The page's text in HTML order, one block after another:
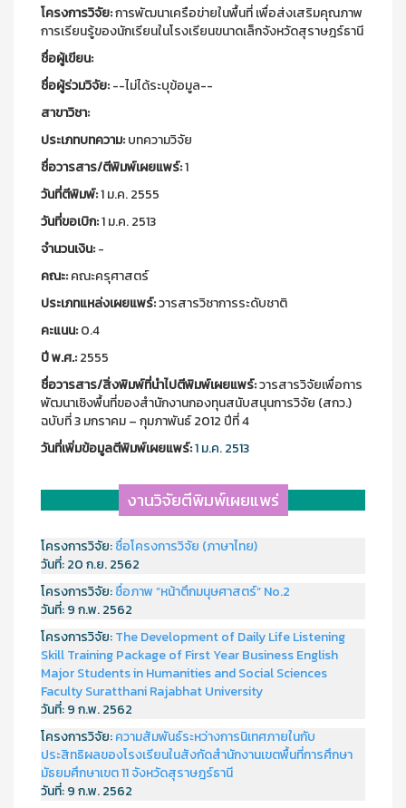
โครงการวิจัย:การพัฒนาเครือข่ายในพื้นที่ เพื่อส่งเสริมคุณภาพ
การเรียนรู้ของนักเรียนในโรงเรียนขนาดเล็กจังหวัดสุราษฎร์ธานี
ชื่อผู้เขียน:
ชื่อผู้ร่วมวิจัย:--ไม่ได้ระบุข้อมูล--
สาขาวิชา:
ประเภทบทความ:บทความวิจัย
ชื่อวารสาร/ตีพิมพ์เผยแพร์:1
วันที่ตีพิมพ์:1 ม.ค. 2555
วันที่ขอเบิก:1 ม.ค. 2513
จำนวนเงิน:-
คณะ:คณะครุศาสตร์
ประเภทแหล่งเผยแพร์:วารสารวิชาการระดับชาติ
คะแนน:0.4
ปี พ.ศ.:2555
ชื่อวารสาร/สิ่งพิมพ์ที่นำไปตีพิมพ์เผยแพร์:วารสารวิจัยเพื่อการ
พัฒนาเชิงพื้นที่ของสำนักงานกองทุนสนับสนุนการวิจัย (สกว.)
ฉบับที่ 3 มกราคม – กุมภาพันธ์ 2012 ปีที่ 4
วันที่เพิ่มข้อมูลตีพิมพ์เผยแพร์:1 ม.ค. 2513
งานวิจัยตีพิมพ์เผยแพร่
โครงการวิจัย:ชื่อโครงการวิจัย (ภาษาไทย)
วันที่:20 ก.ย. 2562
โครงการวิจัย:ชื่อภาพ “หน้าตึกมนุษศาสตร์” No.2
วันที่:9 ก.พ. 2562
โครงการวิจัย:The Development of Daily Life Listening
Skill Training Package of First Year Business English
Major Students in Humanities and Social Sciences
Faculty Suratthani Rajabhat University
วันที่:9 ก.พ. 2562
โครงการวิจัย:ความสัมพันธ์ระหว่างการนิเทศภายในกับ
ประสิทธิผลของโรงเรียนในสังกัดสำนักงานเขตพื้นที่การศึกษา
มัธยมศึกษาเขต 11 จังหวัดสุราษฎร์ธานี
วันที่:9 ก.พ. 2562